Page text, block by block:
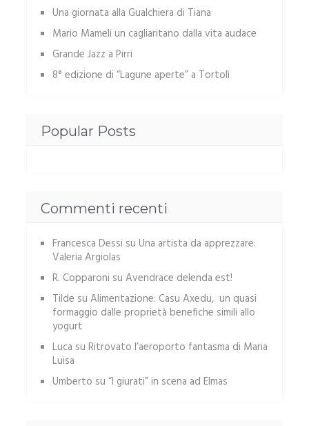
Una giornata alla Gualchiera di Tiana
Mario Mameli un cagliaritano dalla vita audace
Grande Jazz a Pirri
8° edizione di “Lagune aperte” a Tortolì
Popular Posts
Commenti recenti
Francesca Dessi su Una artista da apprezzare:
Valeria Argiolas
R. Copparoni su Avendrace delenda est!
Tilde su Alimentazione: Casu Axedu, un quasi
formaggio dalle proprietà benefiche simili allo
yogurt
Luca su Ritrovato l’aeroporto fantasma di Maria
Luisa
Umberto su “I giurati” in scena ad Elmas